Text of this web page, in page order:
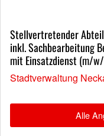
Stellvertretender
inkl. Sachbearbeitung
mit Einsatzdienst (m/
Stadtverwaltung
Alle